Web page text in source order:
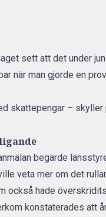
sett att det under
när man gjorde en
skattepengar – skyller
begärde
veta mer om det
också hade
konstaterades att